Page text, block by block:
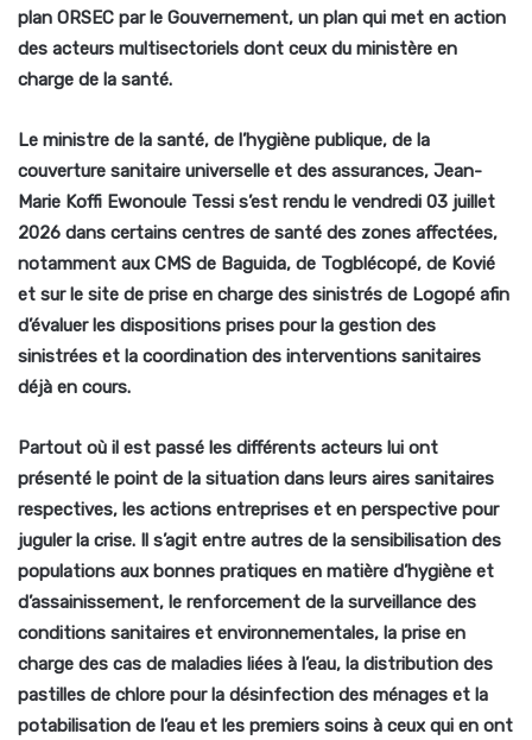
plan ORSEC par le Gouvernement, un plan qui met en action
des acteurs multisectoriels dont ceux du ministère en
charge de la santé.
Le ministre de la santé, de l’hygiène publique, de la
couverture sanitaire universelle et des assurances, Jean-
Marie Koffi Ewonoule Tessi s’est rendu le vendredi 03 juillet
2026 dans certains centres de santé des zones affectées,
notamment aux CMS de Baguida, de Togblécopé, de Kovié
et sur le site de prise en charge des sinistrés de Logopé afin
d’évaluer les dispositions prises pour la gestion des
sinistrées et la coordination des interventions sanitaires
déjà en cours.
Partout où il est passé les différents acteurs lui ont
présenté le point de la situation dans leurs aires sanitaires
respectives, les actions entreprises et en perspective pour
juguler la crise. Il s’agit entre autres de la sensibilisation des
populations aux bonnes pratiques en matière d’hygiène et
d’assainissement, le renforcement de la surveillance des
conditions sanitaires et environnementales, la prise en
charge des cas de maladies liées à l’eau, la distribution des
pastilles de chlore pour la désinfection des ménages et la
potabilisation de l’eau et les premiers soins à ceux qui en ont